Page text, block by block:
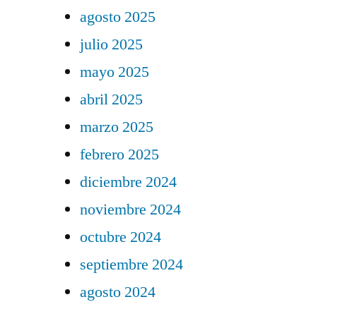
agosto 2025
julio 2025
mayo 2025
abril 2025
marzo 2025
febrero 2025
diciembre 2024
noviembre 2024
octubre 2024
septiembre 2024
agosto 2024